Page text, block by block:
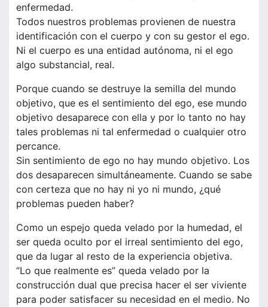
enfermedad.
Todos nuestros problemas provienen de nuestra
identificación con el cuerpo y con su gestor el ego.
Ni el cuerpo es una entidad autónoma, ni el ego
algo substancial, real.
Porque cuando se destruye la semilla del mundo
objetivo, que es el sentimiento del ego, ese mundo
objetivo desaparece con ella y por lo tanto no hay
tales problemas ni tal enfermedad o cualquier otro
percance.
Sin sentimiento de ego no hay mundo objetivo. Los
dos desaparecen simultáneamente. Cuando se sabe
con certeza que no hay ni yo ni mundo, ¿qué
problemas pueden haber?
Como un espejo queda velado por la humedad, el
ser queda oculto por el irreal sentimiento del ego,
que da lugar al resto de la experiencia objetiva.
“Lo que realmente es” queda velado por la
construcción dual que precisa hacer el ser viviente
para poder satisfacer su necesidad en el medio. No